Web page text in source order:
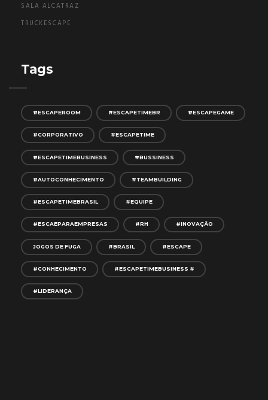
SALA ALCATRAZ
TRUCKESCAPE
Tags
#ESCAPEROOM #ESCAPETIMEBR #ESCAPEGAME
#CORPORATIVO #ESCAPETIME
#ESCAPETIMEBUSINESS #BUSSINESS
#AUTOCONHECIMENTO #TEAMBUILDING
#ESCAPETIMEBRASIL #EQUIPE
#ESCAEPARAEMPRESAS #RH #INOVAÇÃO
JOGOS DE FUGA #BRASIL #ESCAPE
#CONHECIMENTO #ESCAPETIMEBUSINESS #
#LIDERANÇA